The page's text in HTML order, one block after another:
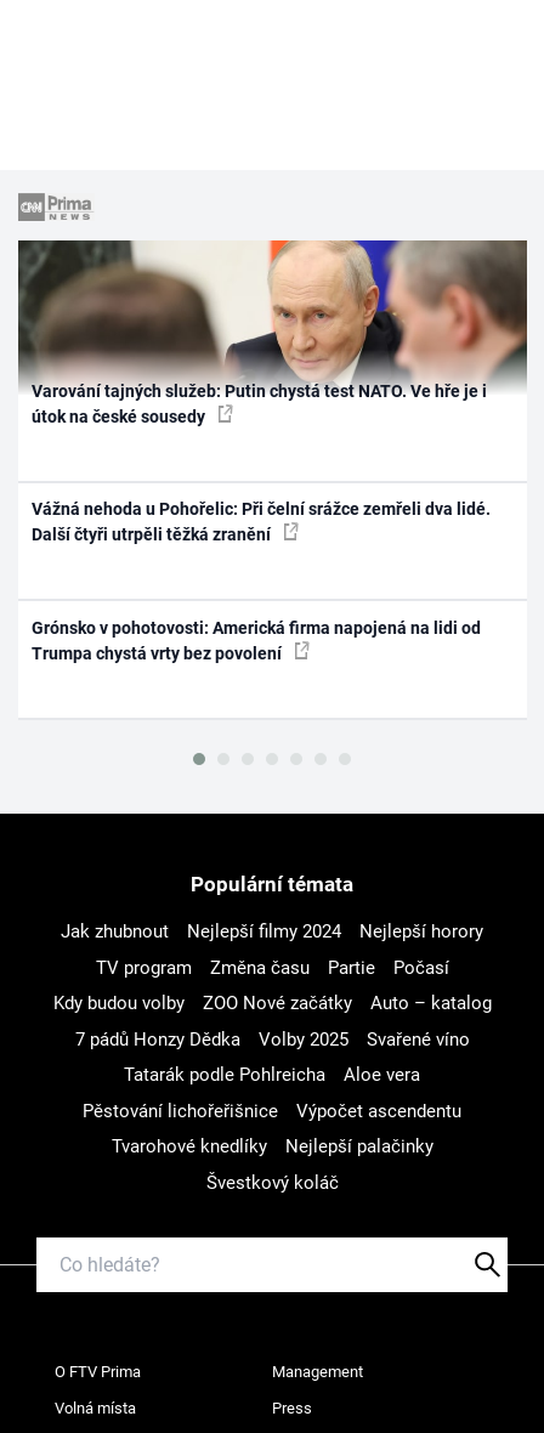
Varování tajných služeb: Putin chystá test NATO. Ve hře je i
útok na české sousedy
Vážná nehoda u Pohořelic: Při čelní srážce zemřeli dva lidé.
Další čtyři utrpěli těžká zranění
Grónsko v pohotovosti: Americká firma napojená na lidi od
Trumpa chystá vrty bez povolení
Populární témata
Jak zhubnout Nejlepší filmy 2024
Nejlepší horory
TV program
Změna času Partie
Počasí
Kdy budou volby
ZOO Nové začátky
Auto – katalog
7 pádů Honzy Dědka
Volby 2025
Svařené víno
Tatarák podle Pohlreicha
Aloe vera
Pěstování lichořeřišnice
Výpočet ascendentu
Tvarohové knedlíky
Nejlepší palačinky
Švestkový koláč
O FTV Prima Management
Volná místa Press